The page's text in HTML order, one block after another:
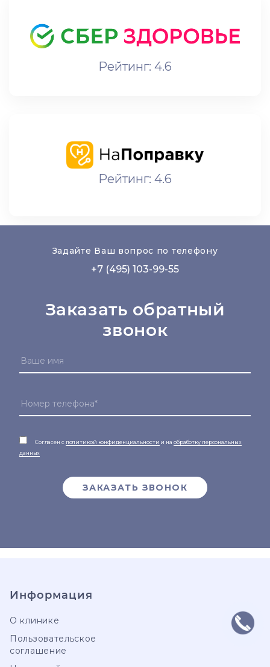
Рейтинг: 4.6
Рейтинг: 4.6
Задайте Ваш вопрос по телефону
+7 (495) 103-99-55
Заказать обратный
звонок
Согласен с политикой конфиденциальности и на обработку персональных
данных
ЗАКАЗАТЬ ЗВОНОК
Информация
О клинике
Пользовательское
соглашение